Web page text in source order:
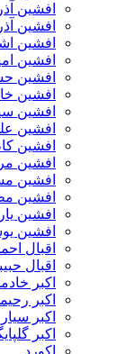
افشین
افشین
افشین
افشین
افشین
افشین
افشین
افشین
افشین
افشین
افشین
افشین
افشین
افشین
اقبال
اقبال
اکبر
اکبر
اکبر سیار
اکبر